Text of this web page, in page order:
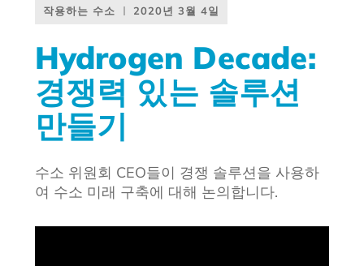
작용하는 수소 2020년 3월 4일
Hydrogen Decade:
경쟁력 있는 솔루션
만들기
수소 위원회 CEO들이 경쟁 솔루션을 사용하
여 수소 미래 구축에 대해 논의합니다.